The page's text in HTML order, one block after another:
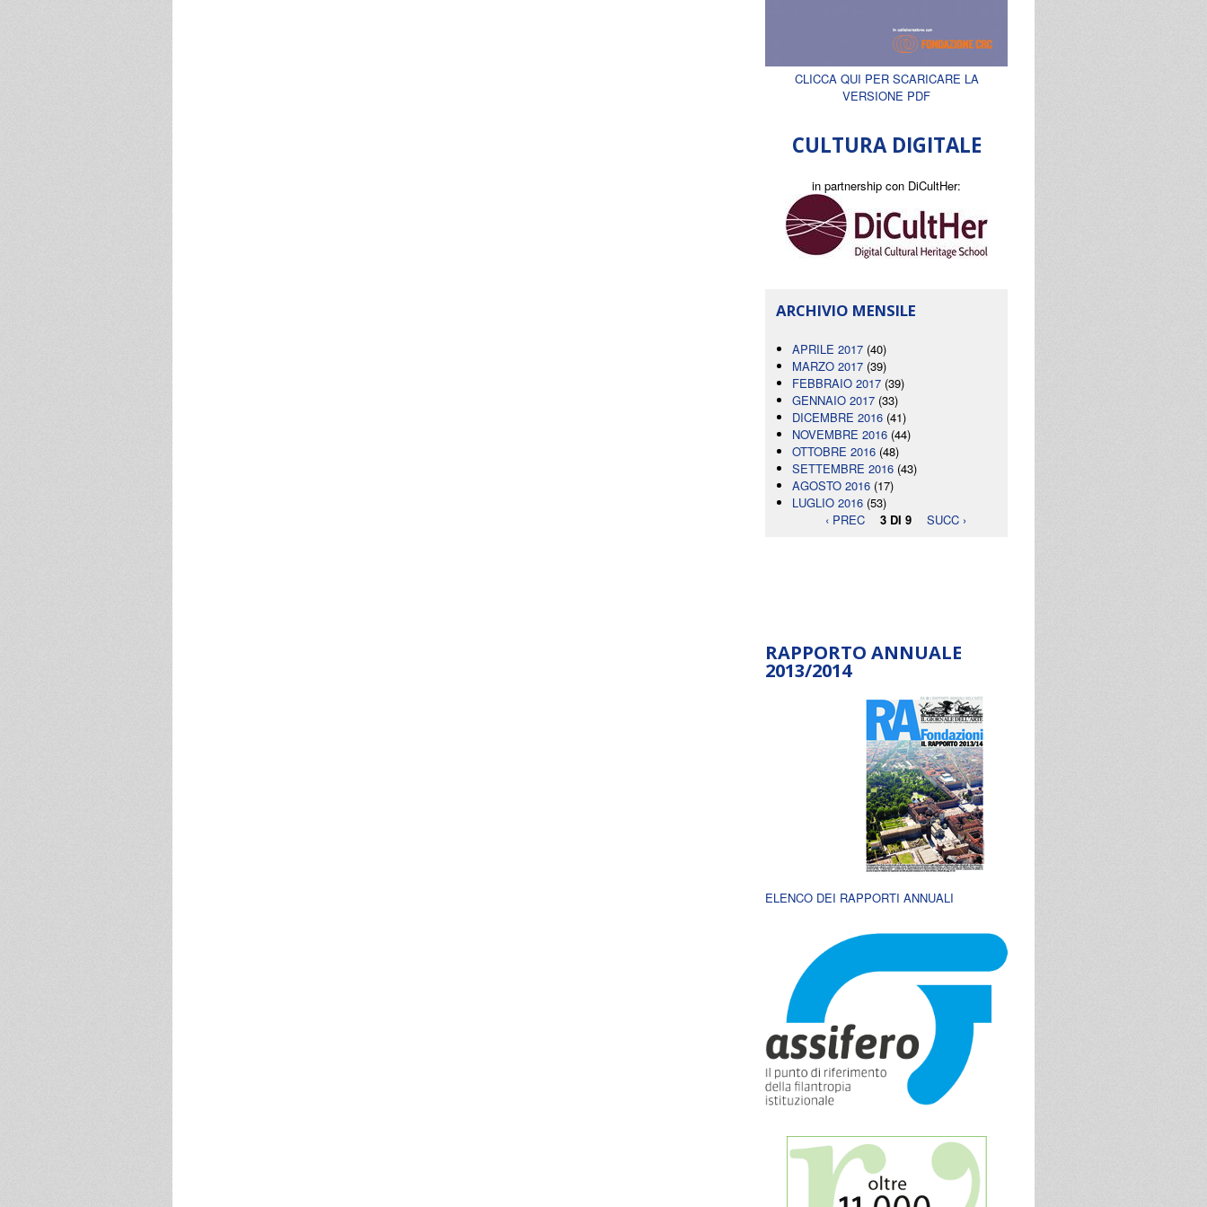
CLICCA QUI PER SCARICARE LA
VERSIONE PDF
CULTURA DIGITALE
in partnership con DiCultHer:
ARCHIVIO MENSILE
APRILE 2017 (40)
MARZO 2017 (39)
FEBBRAIO 2017 (39)
GENNAIO 2017 (33)
DICEMBRE 2016 (41)
NOVEMBRE 2016 (44)
OTTOBRE 2016 (48)
SETTEMBRE 2016 (43)
AGOSTO 2016 (17)
LUGLIO 2016 (53)
‹ PREC
3 DI 9 SUCC ›
RAPPORTO ANNUALE
2013/2014
ELENCO DEI RAPPORTI ANNUALI